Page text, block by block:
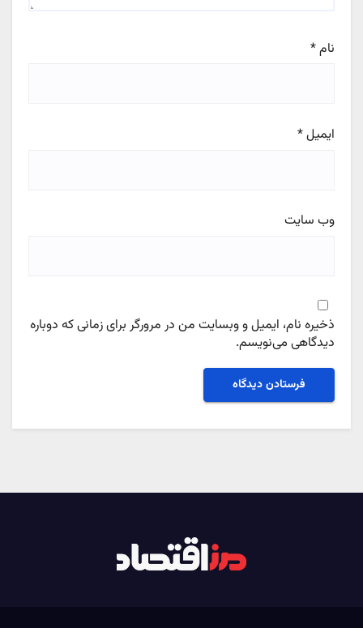
نام*
ایمیل*
وب‌ سایت
ذخیره نام، ایمیل و وبسایت من در مرورگر برای زمانی که دوباره
دیدگاهی می‌نویسم.